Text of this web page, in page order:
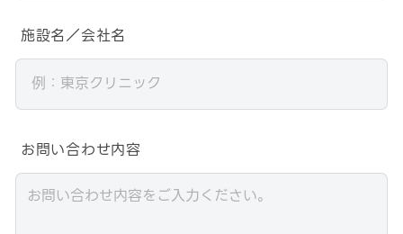
施設名／会社名
お問い合わせ内容